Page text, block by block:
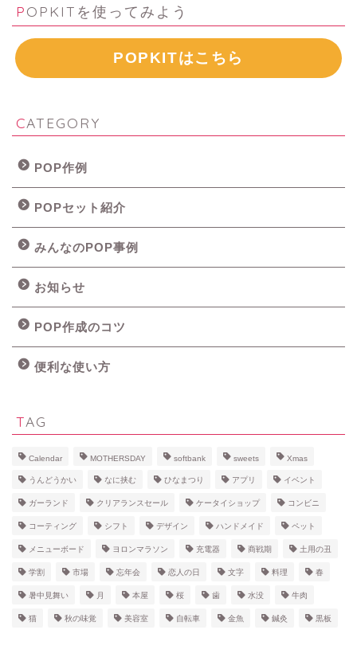
POPKITを使ってみよう
POPKITはこちら
CATEGORY
POP作例
POPセット紹介
みんなのPOP事例
お知らせ
POP作成のコツ
便利な使い方
TAG
Calendar MOTHERSDAY softbank sweets Xmas
うんどうかい なに挟む ひなまつり アプリ イベント
ガーランド クリアランスセール ケータイショップ コンビニ
コーティング シフト デザイン ハンドメイド ペット
メニューボード ヨロンマラソン 充電器 商戦期 土用の丑
学割 市場 忘年会 恋人の日 文字 料理 春
暑中見舞い 月 本屋 桜 歯 水没 牛肉
猫 秋の味覚 美容室 自転車 金魚 鍼灸 黒板